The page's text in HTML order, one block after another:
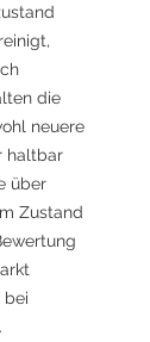
die
neuere
haltbar
über
Zustand
bei